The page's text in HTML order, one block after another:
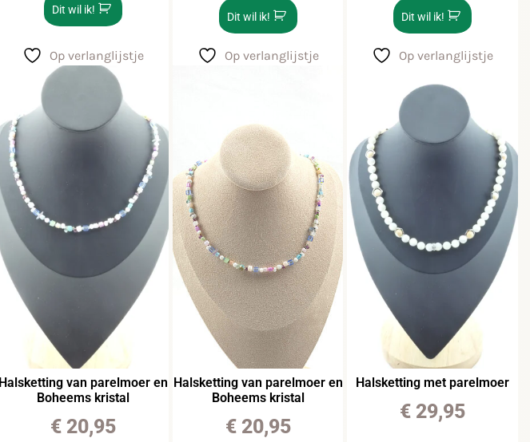
Dit wil ik!
Op verlanglijstje
Dit wil ik!
Op verlanglijstje
Dit wil ik!
Op verlanglijstje
Halsketting van parelmoer en
Boheems kristal
€ 20,95
Halsketting van parelmoer en
Boheems kristal
€20,95
Halsketting met parelmoer
€ 29,95